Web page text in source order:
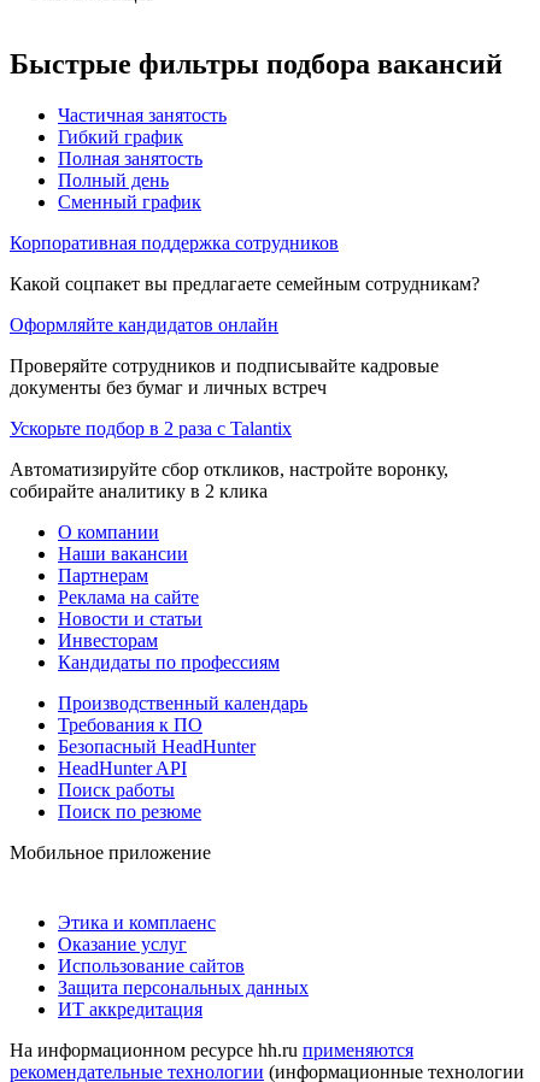
Быстрые фильтры подбора вакансий
Частичная занятость
Гибкий график
Полная занятость
Полный день
Сменный график
Корпоративная поддержка сотрудников
Какой соцпакет вы предлагаете семейным сотрудникам?
Оформляйте кандидатов онлайн
Проверяйте сотрудников и подписывайте кадровые
документы без бумаг и личных встреч
Ускорьте подбор в 2 раза с Talantix
Автоматизируйте сбор откликов, настройте воронку,
собирайте аналитику в 2 клика
О компании
Наши вакансии
Партнерам
Реклама на сайте
Новости и статьи
Инвесторам
Кандидаты по профессиям
Производственный календарь
Требования к ПО
Безопасный HeadHunter
HeadHunter API
Поиск работы
Поиск по резюме
Мобильное приложение
Этика и комплаенс
Оказание услуг
Использование сайтов
Защита персональных данных
ИТ аккредитация
На информационном ресурсе hh.ru применяются
рекомендательные технологии (информационные технологии